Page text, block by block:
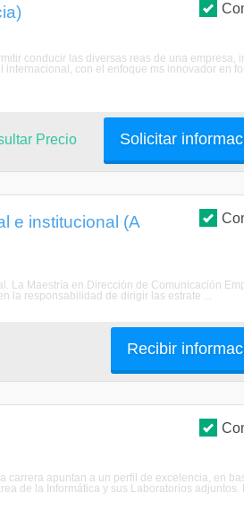
conducir las diversas reas de una empresa,
con el enfoque ms innovador en
Solicitar
Precio
e institucional (A
La Maestría en Dirección de Comunicación
la responsabilidad de dirigir las estrate ...
Recibir
carrera apuntan a un perfil de excelencia, en
de la Informática y sus Laboratorios adjuntos.